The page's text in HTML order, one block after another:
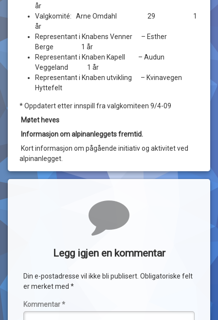
år
Valgkomité: Arne Omdahl 29 1
år
Representant i Knabens Venner – Esther
Berge 1 år
Representant i Knaben Kapell – Audun
Veggeland 1 år
Representant i Knaben utvikling – Kvinavegen
Hyttefelt
* Oppdatert etter innspill fra valgkomiteen 9/4-09
Møtet heves
Informasjon om alpinanleggets fremtid.
Kort informasjon om pågående initiativ og aktivitet ved
alpinanlegget.
Legg igjen en kommentar
Din e-postadresse vil ikke bli publisert. Obligatoriske felt
er merket med *
Kommentar*